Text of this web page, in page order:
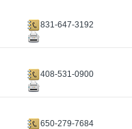
831-647-3192
408-531-0900
650-279-7684